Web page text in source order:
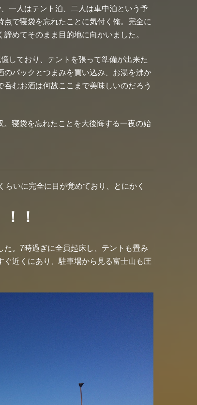
一人はテント泊、二人は車中泊という予
で寝袋を忘れたことに気付く俺。完全に
めてそのまま目的地に向かいました。
しており、テントを張って準備が出来た
パックとつまみを買い込み、お湯を沸か
むお酒は何故ここまで美味しいのだろう
。寝袋を忘れたことを大後悔する一夜の始
いに完全に目が覚めており、とにかく
！
。7時過ぎに全員起床し、テントも畳み
近くにあり、駐車場から見る富士山も圧